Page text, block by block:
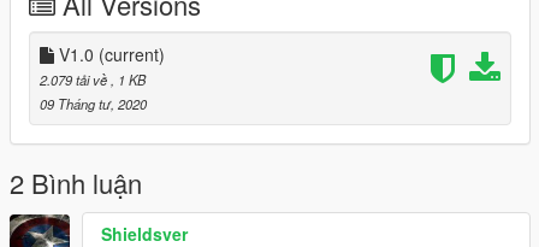
V1.0 (current)
2.079 tải về
, 1 KB
09 Tháng tư, 2020
2 Bình luận
Shieldsver